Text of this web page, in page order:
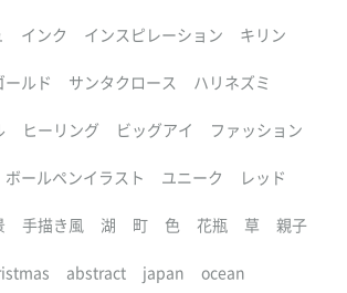
インク インスピレーション キリン
ールド サンタクロース ハリネズミ
ヒーリング ビッグアイ ファッション
ボールペンイラスト ユニーク レッド
手描き風 湖 町 色 花瓶 草 親子
abstract japan ocean